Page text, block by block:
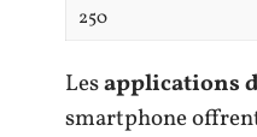
250
Lesapplications
smartphone